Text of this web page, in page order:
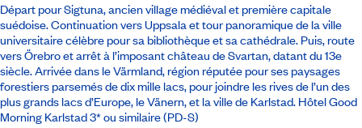
Départ pour Sigtuna, ancien village médiéval et première capitale
suédoise. Continuation vers Uppsala et tour panoramique de la ville
universitaire célèbre pour sa bibliothèque et sa cathédrale. Puis, route
vers Örebro et arrêt à l’imposant château de Svartan, datant du 13e
siècle. Arrivée dans le Värmland, région réputée pour ses paysages
forestiers parsemés de dix mille lacs, pour joindre les rives de l’un des
plus grands lacs d’Europe, le Vänern, et la ville de Karlstad. Hôtel Good
Morning Karlstad 3* ou similaire(PD-S)